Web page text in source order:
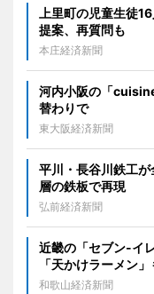
上里町の児童生徒
提案、再質問も
本庄経済新聞
河内小阪の「
替わりで
東大阪経済新聞
平川・長谷川鉄工
層の鉄板で再現
弘前経済新聞
近畿の「セブン-イ
「天かけラーメン」
和歌山経済新聞